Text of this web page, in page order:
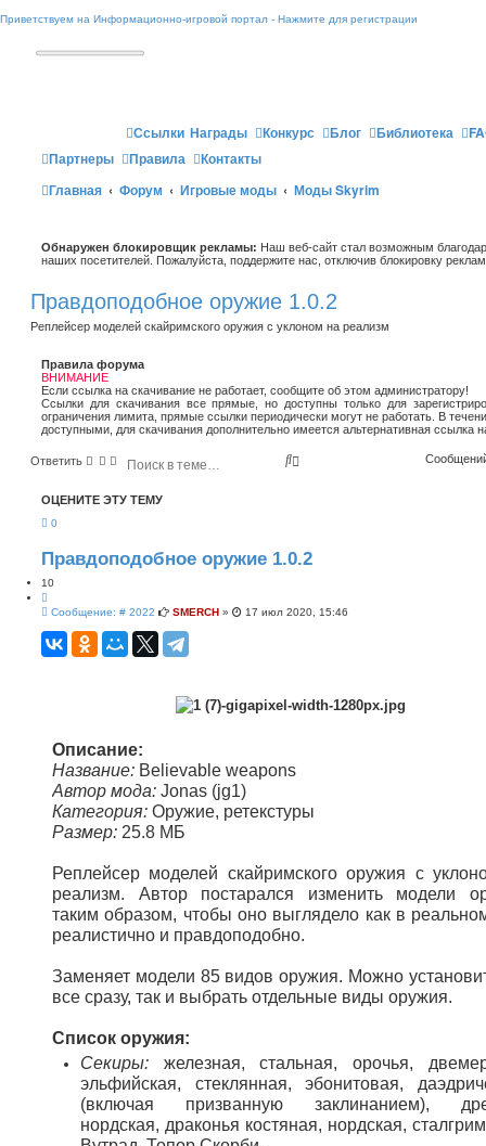
Приветствуем на Информационно-игровой портал - Нажмите для регистрации
Ссылки Награды Конкурс Блог Библиотека
Партнеры
Правила
Контакты
Главная
Форум Игровые моды Моды Skyrim
Обнаружен блокировщик рекламы: Наш веб-сайт стал возможным
наших посетителей. Пожалуйста, поддержите нас, отключив блокировку
Правдоподобное оружие 1.0.2
Реплейсер моделей скайримского оружия с уклоном на реализм
Правила форума
ВНИМАНИЕ
Если ссылка на скачивание не работает, сообщите об этом администратору!
Ссылки для скачивания все прямые, но доступны только для
ограничения лимита, прямые ссылки периодически могут не работать. В
доступными, для скачивания дополнительно имеется альтернативная ссылка
Ответить
П
е
н
й
ОЦЕНИТЕ ЭТУ ТЕМУ
0
Правдоподобное оружие 1.0.2
10
и
а
т
Сообщение: # 2022 С
о
SMERCH » 17 июл 2020, 15:46
Описание:
Название: Believable weapons
Автор мода: Jonas (jg1)
Категория: Оружие, ретекстуры
Размер: 25.8 МБ
Реплейсер моделей скайримского оружия с
реализм. Автор постарался изменить модели
таким образом, чтобы оно выглядело как в
реалистично и правдоподобно.
Заменяет модели 85 видов оружия. Можно
все сразу, так и выбрать отдельные виды оружия.
Список оружия:
Секиры: железная, стальная, орочья,
эльфийская, стеклянная, эбонитовая,
(включая призванную заклинанием),
нордская, драконья костяная, нордская,